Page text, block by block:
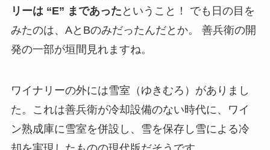
リーは “E” まであった ということ！ でも日の目を
みたのは、AとBのみだったんだとか。 善兵衛の開
発の一部が垣間見れますね。
ワイナリーの外には雪室（ゆきむろ）がありまし
た。これは善兵衛が冷却設備のない時代に、ワイ
ン熟成庫に雪室を併設し、雪を保存し雪による冷